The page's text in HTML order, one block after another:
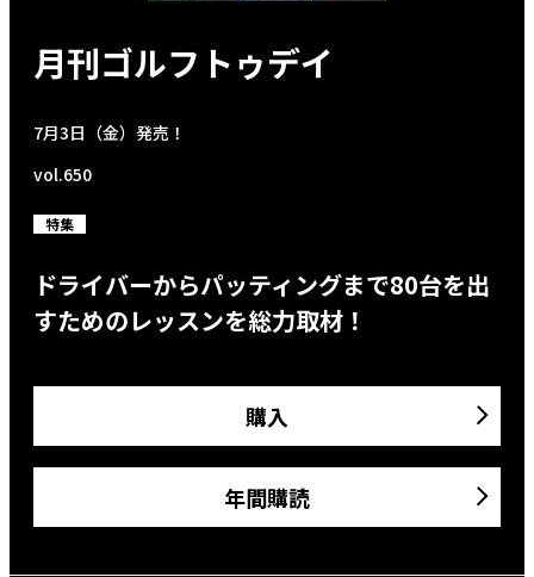
月刊ゴルフトゥデイ
7月3日（金）発売！
vol.650
特集
ドライバーからパッティングまで80台を出
すためのレッスンを総力取材！
購入
年間購読